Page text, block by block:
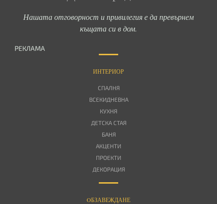
Нашата отговорност и привилегия е да превърнем
къщата си в дом.
РЕКЛАМА
ИНТЕРИОР
СПАЛНЯ
ВСЕКИДНЕВНА
КУХНЯ
ДЕТСКА СТАЯ
БАНЯ
АКЦЕНТИ
ПРОЕКТИ
ДЕКОРАЦИЯ
OБЗАВЕЖДАНЕ